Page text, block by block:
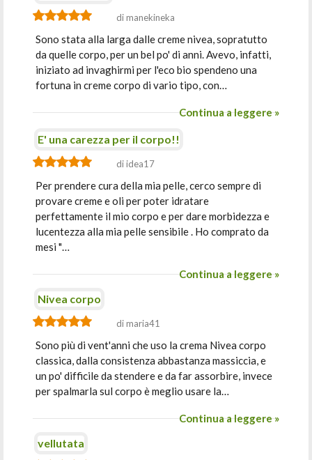
di manekineka
Sono stata alla larga dalle creme nivea, sopratutto
da quelle corpo, per un bel po' di anni. Avevo, infatti,
iniziato ad invaghirmi per l'eco bio spendeno una
fortuna in creme corpo di vario tipo, con…
Continua a leggere »
E' una carezza per il corpo!!
di idea17
Per prendere cura della mia pelle, cerco sempre di
provare creme e oli per poter idratare
perfettamente il mio corpo e per dare morbidezza e
lucentezza alla mia pelle sensibile . Ho comprato da
mesi "…
Continua a leggere »
Nivea corpo
di maria41
Sono più di vent'anni che uso la crema Nivea corpo
classica, dalla consistenza abbastanza massiccia, e
un po' difficile da stendere e da far assorbire, invece
per spalmarla sul corpo è meglio usare la…
Continua a leggere »
vellutata